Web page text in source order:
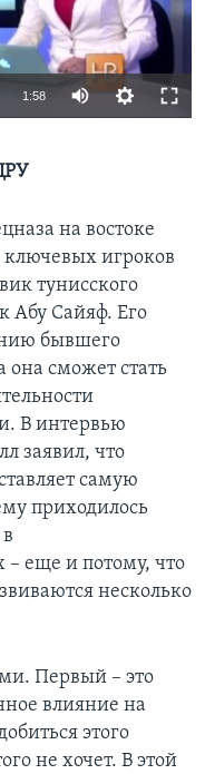
1:58
на востоке
игроков
тунисского
Абу Сайяф. Его
бывшего
сможет стать
В интервью
заявил, что
самую
приходилось
– еще и потому, что
несколько
Первый – это
влияние на
этого
не хочет. В этой